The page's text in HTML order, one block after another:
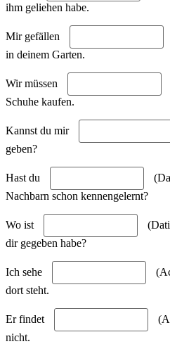
ihm geliehen habe.
Mir gefällen
in deinem Garten.
Wir müssen
Schuhe kaufen.
Kannst du mir
geben?
Hast du
Nachbarn schon kennengelernt?
Wo ist
dir gegeben habe?
Ich sehe
dort steht.
Er findet
nicht.